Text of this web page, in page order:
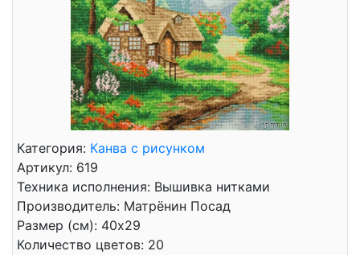
Категория: Канва с рисунком
Артикул: 619
Техника исполнения: Вышивка нитками
Производитель: Матрёнин Посад
Размер (см): 40x29
Количество цветов: 20